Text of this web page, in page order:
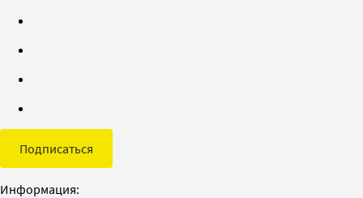
Подписаться
Информация: